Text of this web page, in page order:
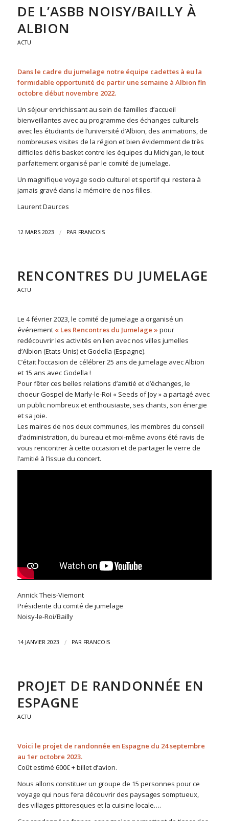
DE L’ASBB NOISY/BAILLY À
ALBION
ACTU
Dans le cadre du jumelage notre équipe cadettes à eu la
formidable opportunité de partir une semaine à Albion fin
octobre début novembre 2022.
Un séjour enrichissant au sein de familles d’accueil
bienveillantes avec au programme des échanges culturels
avec les étudiants de l’université d’Albion, des animations, de
nombreuses visites de la région et bien évidemment de très
difficiles défis basket contre les équipes du Michigan, le tout
parfaitement organisé par le comité de jumelage.
Un magnifique voyage socio culturel et sportif qui restera à
jamais gravé dans la mémoire de nos filles.
Laurent Daurces
12 MARS 2023 / PAR FRANCOIS
RENCONTRES DU JUMELAGE
ACTU
Le 4 février 2023, le comité de jumelage a organisé un
événement « Les Rencontres du Jumelage » pour
redécouvrir les activités en lien avec nos villes jumelles
d’Albion (Etats-Unis) et Godella (Espagne).
C’était l’occasion de célébrer 25 ans de jumelage avec Albion
et 15 ans avec Godella !
Pour fêter ces belles relations d’amitié et d’échanges, le
choeur Gospel de Marly-le-Roi « Seeds of Joy » a partagé avec
un public nombreux et enthousiaste, ses chants, son énergie
et sa joie.
Les maires de nos deux communes, les membres du conseil
d’administration, du bureau et moi-même avons été ravis de
vous rencontrer à cette occasion et de partager le verre de
l’amitié à l’issue du concert.
Annick Theis-Viemont
Présidente du comité de jumelage
Noisy-le-Roi/Bailly
14 JANVIER 2023 / PAR FRANCOIS
PROJET DE RANDONNÉE EN
ESPAGNE
ACTU
Voici le projet de randonnée en Espagne du 24 septembre
au 1er octobre 2023.
Coût estimé 600€ + billet d’avion.
Nous allons constituer un groupe de 15 personnes pour ce
voyage qui nous fera découvrir des paysages somptueux,
des villages pittoresques et la cuisine locale….